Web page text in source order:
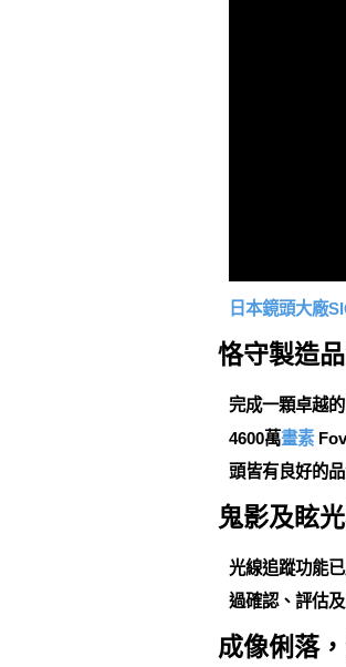
日本鏡頭大廠
恪守製造
完成一顆卓越
4600萬畫素
頭皆有良好的
鬼影及眩
光線追蹤功能
過確認、評估
成像俐落